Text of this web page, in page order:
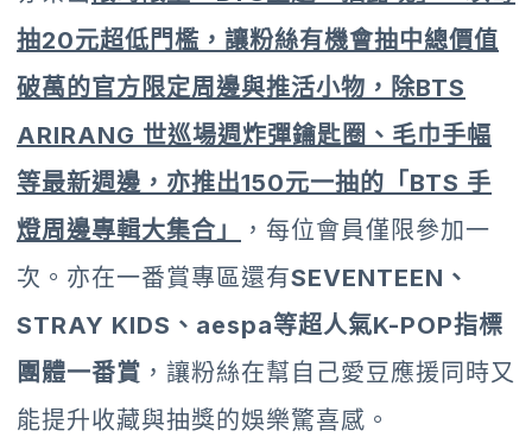
抽20元超低門檻，讓粉絲有機會抽中總價值
破萬的官方限定周邊與推活小物，除BTS
ARIRANG 世巡場週炸彈鑰匙圈、毛巾手幅
等最新週邊，亦推出150元一抽的「 BTS 手
燈周邊專輯大集合」
，每位會員僅限參加一
次。亦在一番賞專區還有SEVENTEEN、
STRAY KIDS、aespa等超人氣K-POP指標
團體一番賞 ，讓粉絲在幫自己愛豆應援同時又
能提升收藏與抽獎的娛樂驚喜感。